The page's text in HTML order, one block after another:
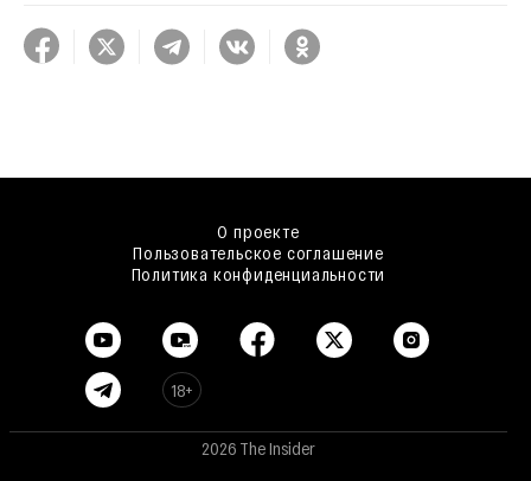
О проекте
Пользовательское соглашение
Политика конфиденциальности
18+
2026 The Insider